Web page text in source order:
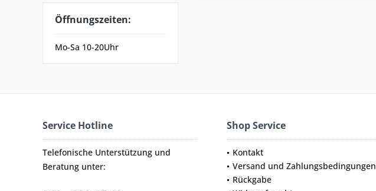
Öffnungszeiten:
Mo-Sa 10-20Uhr
Service Hotline
Telefonische Unterstützung und
Beratung unter:
Shop Service
Kontakt
Versand und Zahlungsbedingungen
Rückgabe